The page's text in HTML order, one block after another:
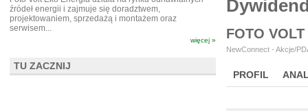
FOTO
NewConnect - Akcje/
PROFIL
źródeł energii i zajmuje się doradztwem,
projektowaniem, sprzedażą i montażem oraz
serwisem...
więcej »
TU ZACZNIJ